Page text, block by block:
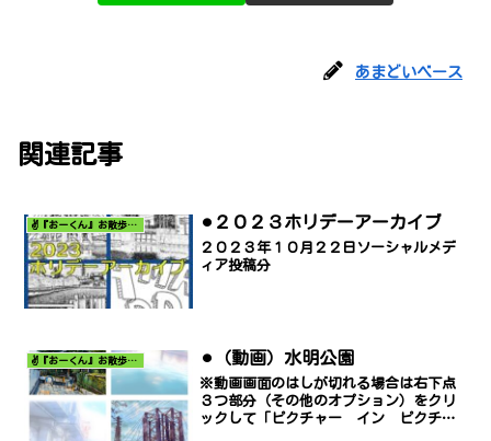
あまどいベース
関連記事
✌️『おーくん』お散歩日記〜どんな出会いがあるだろう〜 ⚫︎２０２３ホリデーアーカイブ
２０２３年１０月２２日ソーシャルメデ
ィア投稿分
✌️『おーくん』お散歩日記〜どんな出会いがあるだろう〜 ⚫︎（動画）水明公園
※動画画面のはしが切れる場合は右下点
３つ部分（その他のオプション）をクリ
ックして「ピクチャー イン ピクチャ